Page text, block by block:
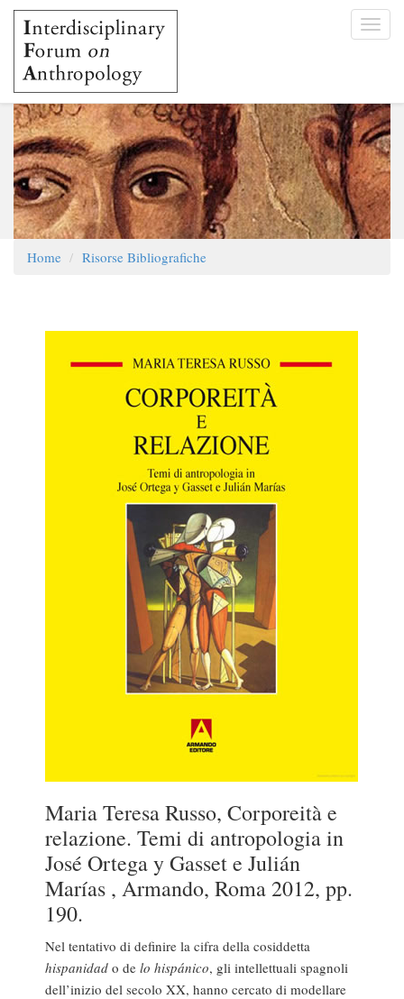
Salta
contenuto
principale
Home Risorse Bibliografiche
Maria Teresa Russo, Corporeità e
relazione. Temi di antropologia in
José Ortega y Gasset e Julián
Marías , Armando, Roma 2012, pp.
190.
Nel tentativo di definire la cifra della cosiddetta
hispanidad o de lo hispánico, gli intellettuali spagnoli
dell’inizio del secolo XX, hanno cercato di modellare